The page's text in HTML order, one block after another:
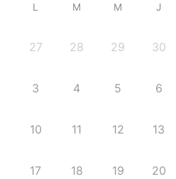
L M M J
27 28 29 30
3 4 5 6
10 11 12 13
17 18 19 20